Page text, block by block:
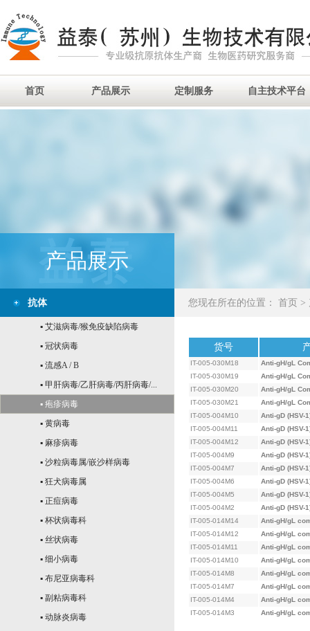
首页 产品展示 定制服务 自主技术平台
产品展示
抗体
▪ 艾滋病毒/猴免疫缺陷病毒
▪ 冠状病毒
▪ 流感A / B
▪ 甲肝病毒/乙肝病毒/丙肝病毒/...
▪ 疱疹病毒
▪ 黄病毒
▪ 麻疹病毒
▪ 沙粒病毒属/嵌沙样病毒
▪ 狂犬病毒属
▪ 正痘病毒
▪ 杯状病毒科
▪ 丝状病毒
▪ 细小病毒
▪ 布尼亚病毒科
▪ 副粘病毒科
▪ 动脉炎病毒
您现在所在的位置： 首页 >
货号
IT-005-030M18
Anti-gH/gL
IT-005-030M19
Anti-gH/gL
IT-005-030M20
Anti-gH/gL
IT-005-030M21
Anti-gH/gL
IT-005-004M10
Anti-gD (HSV-
IT-005-004M11
Anti-gD (HSV-
IT-005-004M12
Anti-gD (HSV-
IT-005-004M9
Anti-gD (HSV-
IT-005-004M7
Anti-gD (HSV-
IT-005-004M6
Anti-gD (HSV-
IT-005-004M5
Anti-gD (HSV-
IT-005-004M2
Anti-gD (HSV-
IT-005-014M14
Anti-gH/gL
IT-005-014M12
Anti-gH/gL
IT-005-014M11
Anti-gH/gL
IT-005-014M10
Anti-gH/gL
IT-005-014M8
Anti-gH/gL
IT-005-014M7
Anti-gH/gL
IT-005-014M4
Anti-gH/gL
IT-005-014M3
Anti-gH/gL